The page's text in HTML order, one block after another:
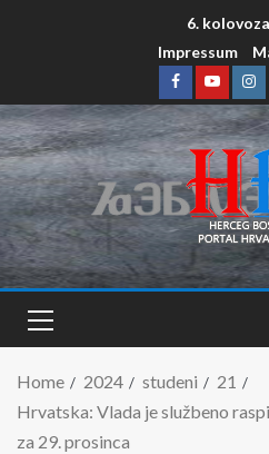
6.
Impressum
Home 2024 studeni
21
Hrvatska: Vlada je službeno
za 29. prosinca